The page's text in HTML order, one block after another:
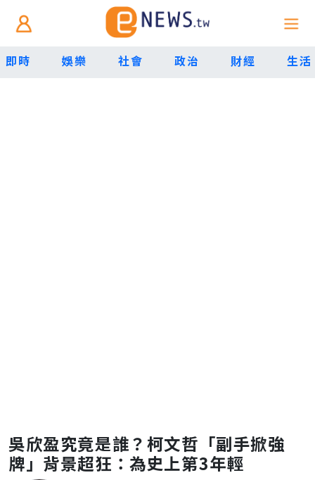
即時 娛樂 社會 政治 財經 生活
吳欣盈究竟是誰？柯文哲「副手掀強
牌」背景超狂：為史上第3年輕